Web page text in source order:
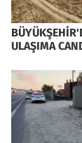
ULAŞIMA